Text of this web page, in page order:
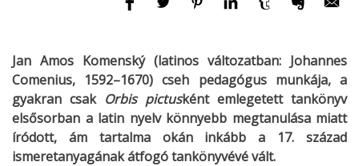
Jan Amos Komenský (latinos változatban: Johannes
Comenius, 1592–1670) cseh pedagógus munkája, a
gyakran csak Orbis pictusként emlegetett tankönyv
elsősorban a latin nyelv könnyebb megtanulása miatt
íródott, ám tartalma okán inkább a 17. század
ismeretanyagának átfogó tankönyvévé vált.